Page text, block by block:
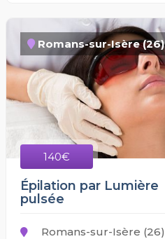
Romans-sur-Isère (26)
140€
Épilation par Lumière
pulsée
Romans-sur-Isère (26)